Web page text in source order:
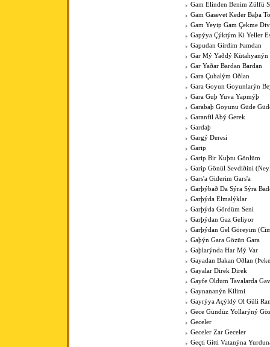
Gam Elinden Benim Zülfü
Gam Gasevet Keder Baþa
Gam Yeyip Gam Çekme
Gapýya Çýktým Ki Yeller
Gapudan Girdim Þamdan
Gar Mý Yaðdý Kütahyanýn
Gar Yaðar Bardan Bardan
Gara Çuhalým Oðlan
Gara Goyun Goyunlarýn
Gara Guþ Yuva Yapmýþ
Garabaþ Goyunu Güde
Garanfil Abý Gerek
Gardaþ
Gargý Deresi
Garip
Garip Bir Kuþtu Gönlüm
Garip Gönül Sevdiðini
Gars'a Giderim Gars'a
Garþýbað Da Sýra Sýra
Garþýda Elmalýklar
Garþýda Gördüm Seni
Garþýdan Gaz Geliyor
Garþýdan Gel Göreyim
Gaþýn Gara Gözün Gara
Gaþlarýnda Har Mý Var
Gayadan Bakan Oðlan
Gayalar Direk Direk
Gayfe Oldum Tavalarda
Gaynananýn Kilimi
Gayrýya Açýldý Ol Güli
Gece Gündüz Yollarýný
Geceler
Geceler Zar Geceler
Geçti Gitti Vatanýna